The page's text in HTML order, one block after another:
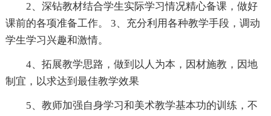
2、深钻教材结合学生实际学习情况精心备课，做好
课前的各项准备工作。 3、充分利用各种教学手段，调动
学生学习兴趣和激情。
4、拓展教学思路，做到以人为本，因材施教，因地
制宜，以求达到最佳教学效果
5、教师加强自身学习和美术教学基本功的训练，不